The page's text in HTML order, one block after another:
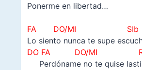
Ponerme en libertad…
FA
DO/MI SIb
Lo siento nunca te supe
DO FA
DO/MI
Perdóname no te quise